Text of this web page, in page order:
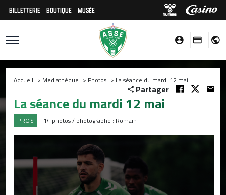
BILLETTERIE BOUTIQUE MUSÉE
Accueil > Mediathèque > Photos > La séance du mardi 12 mai
Partager
La séance du mardi 12 mai
PROS 14 photos / photographe : Romain